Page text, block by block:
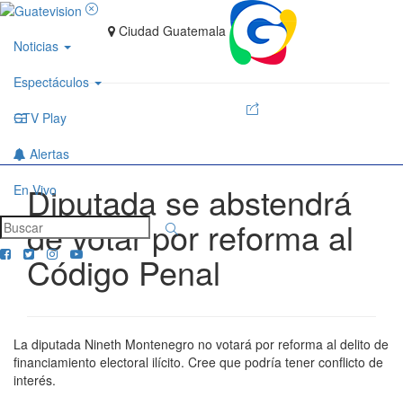
Noticias
Espectáculos
GTV Play
Alertas
En Vivo
Ciudad Guatemala
Diputada se abstendrá
de votar por reforma al
Código Penal
La diputada Nineth Montenegro no votará por reforma al delito de
financiamiento electoral ilícito. Cree que podría tener conflicto de
interés.